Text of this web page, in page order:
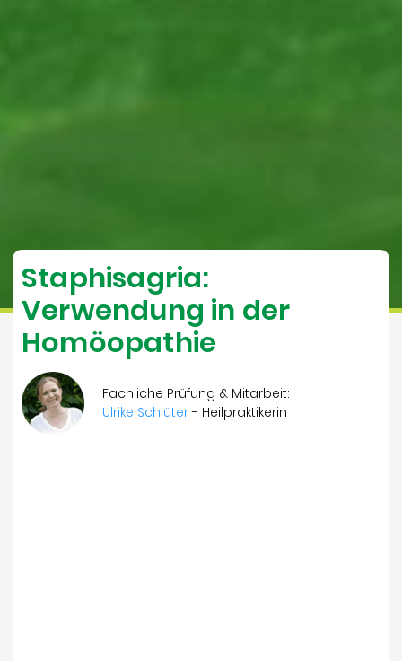
Staphisagria:
Verwendung in der
Homöopathie
Fachliche Prüfung & Mitarbeit:
Ulrike Schlüter- Heilpraktikerin